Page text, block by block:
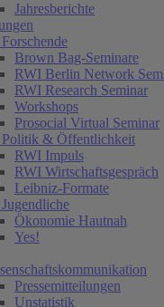
Jahresberichte
Brown Bag-Seminare
RWI Berlin Network
RWI Research Seminar
Workshops
Prosocial Virtual Seminar
Politik & Öffentlichkeit
RWI Impuls
RWI Wirtschaftsgespräch
Leibniz-Formate
Ökonomie Hautnah
Yes!
Pressemitteilungen
Unstatistik